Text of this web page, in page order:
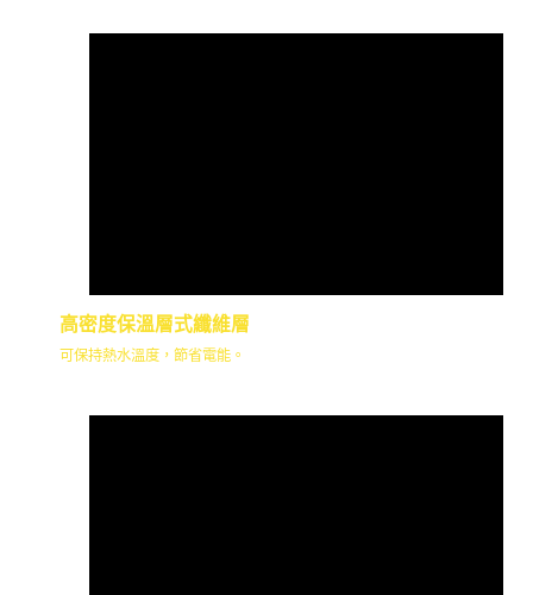
高密度保溫層式纖維層
可保持熱水溫度，節省電能。